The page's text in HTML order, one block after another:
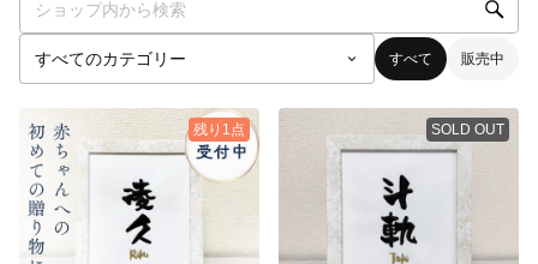
すべて 販売中
残り1点 SOLD OUT